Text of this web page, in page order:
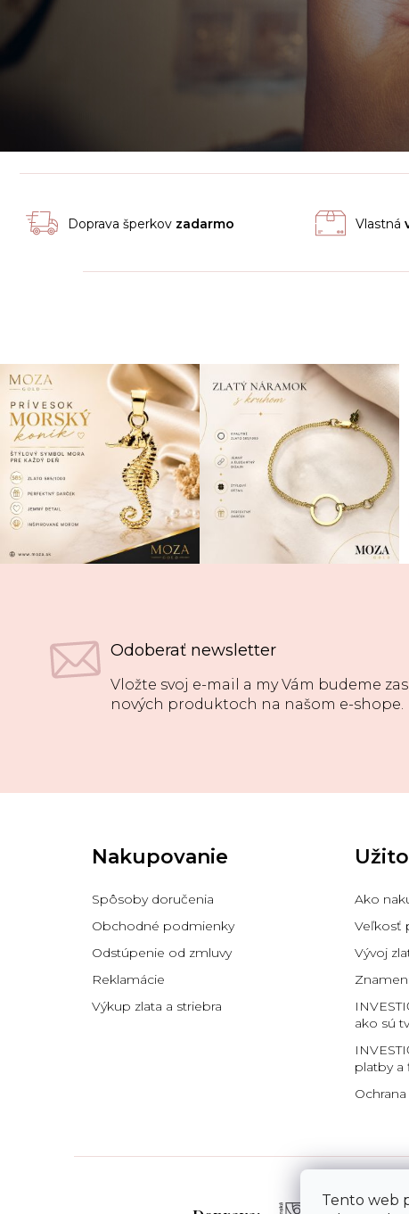
Tento web
Doprava šperkov zadarmo Vlastná
Odoberať newsletter
Vložte svoj e-mail a my Vám budeme
nových produktoch na našom e-shope.
Nakupovanie
Spôsoby doručenia
Obchodné podmienky
Odstúpenie od zmluvy
Reklamácie
Výkup zlata a striebra
Ako
Veľkosť
Vývoj
ako sú
platby a